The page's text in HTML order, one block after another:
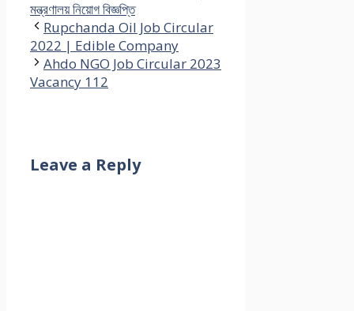
মন্ত্রণালয় নিয়োগ বিজ্ঞপ্তি
Rupchanda Oil Job Circular
2022 | Edible Company
Ahdo NGO Job Circular 2023
Vacancy 112
Leave a Reply